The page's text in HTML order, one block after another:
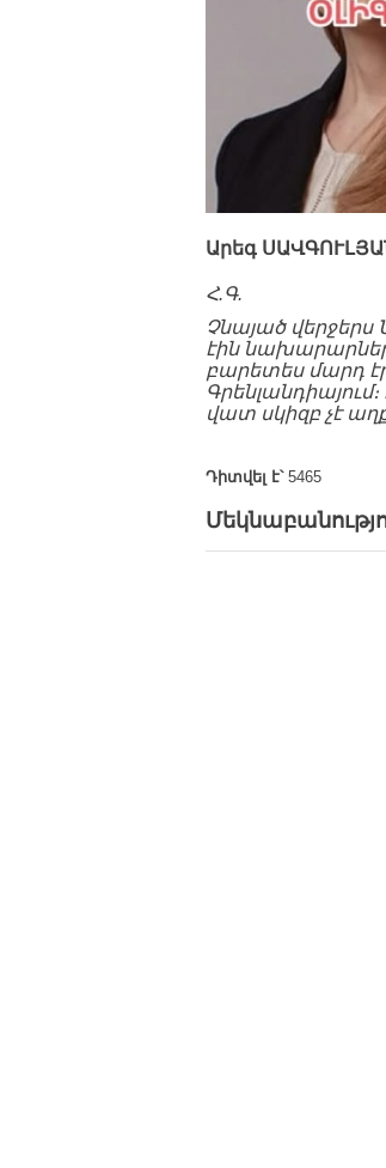
Արեգ
Հ.Գ.
Չնայած վերջերս
էին նախարարներ
բարետես մարդ
վատ սկիզբ չէ
Դիտվել է՝5465